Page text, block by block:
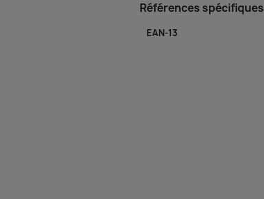
Références spécifiques
EAN-13